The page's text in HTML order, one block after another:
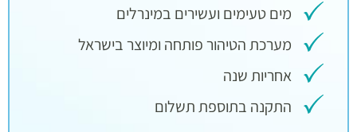
מים טעימים ועשירים במינרלים
מערכת הטיהור פותחה ומיוצר בישראל
אחריות שנה
התקנה בתוספת תשלום